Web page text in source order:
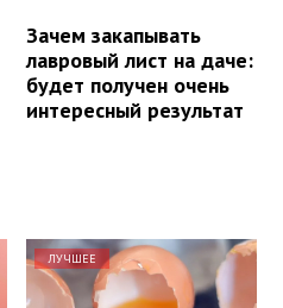
Зачем закапывать
лавровый лист на даче:
будет получен очень
интересный результат
ЛУЧШЕЕ